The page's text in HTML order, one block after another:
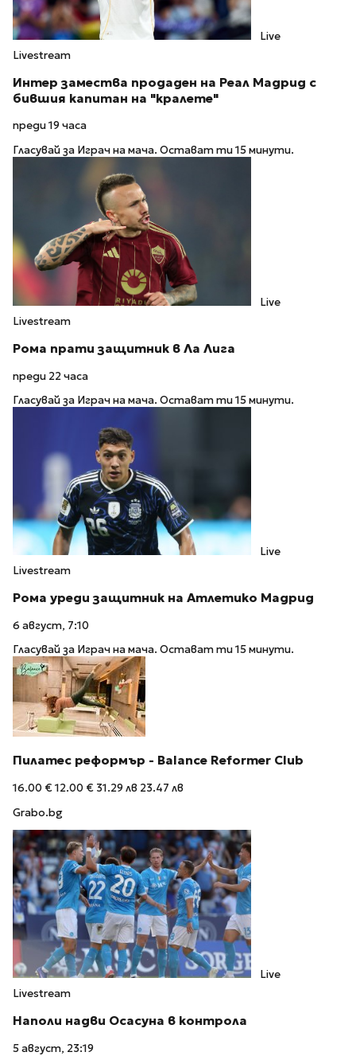
Live
Livestream
Интер замества продаден на Реал Мадрид с
бившия капитан на "кралете"
преди 19 часа
Гласувай за Играч на мача. Остават ти 15 минути.
Live
Livestream
Рома прати защитник в Ла Лига
преди 22 часа
Гласувай за Играч на мача. Остават ти 15 минути.
Live
Livestream
Рома уреди защитник на Атлетико Мадрид
6 август, 7:10
Гласувай за Играч на мача. Остават ти 15 минути.
Пилатес реформър - Balance Reformer Club
16.00 €12.00 € 31.29 лв 23.47 лв
Grabo.bg
Live
Livestream
Наполи надви Осасуна в контрола
5 август, 23:19